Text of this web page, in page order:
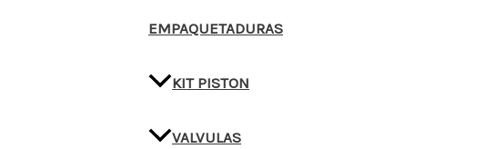
EMPAQUETADURAS
KIT PISTON
VALVULAS